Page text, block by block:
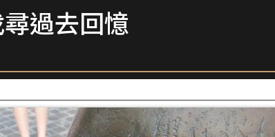
過去回憶